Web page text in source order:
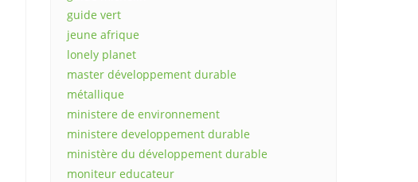
guide vert
jeune afrique
lonely planet
master développement durable
métallique
ministere de environnement
ministere developpement durable
ministère du développement durable
moniteur educateur